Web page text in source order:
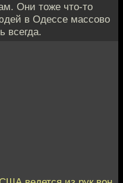
Они тоже что-то
в Одессе массово
всегда.